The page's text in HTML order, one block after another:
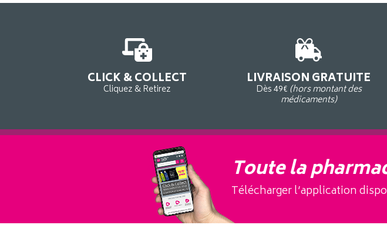
CLICK & COLLECT
Cliquez & Retirez
LIVRAISON GRATUITE
Dès 49€ (hors montant des
médicaments)
Toute la
Télécharger l’application